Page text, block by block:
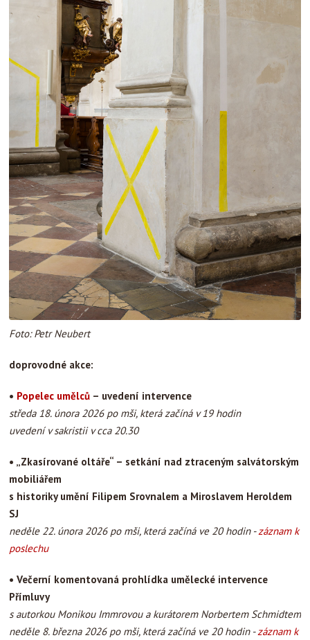
Foto: Petr Neubert
doprovodné akce:
• Popelec umělců – uvedení intervence
středa 18. února 2026 po mši, která začíná v 19 hodin
uvedení v sakristii v cca 20.30
• „Zkasírované oltáře“ – setkání nad ztraceným salvátorským
mobiliářem
s historiky umění Filipem Srovnalem a Miroslavem Heroldem
SJ
neděle 22. února 2026 po mši, která začíná ve 20 hodin -záznam k
poslechu
• Večerní komentovaná prohlídka umělecké intervence
Přímluvy
s autorkou Monikou Immrovou a kurátorem Norbertem Schmidtem
neděle 8. března 2026 po mši, která začíná ve 20 hodin -záznam k